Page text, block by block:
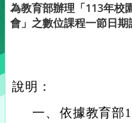
為教育部辦理「113年校
會」之數位課程一節日
說明：
一、 依據教育部